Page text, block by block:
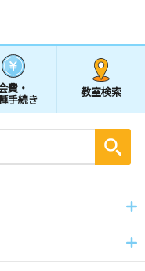
費・
手続き
教室検索